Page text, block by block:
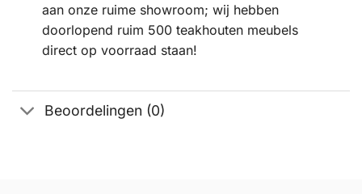
aan onze ruime showroom; wij hebben
doorlopend ruim 500 teakhouten meubels
direct op voorraad staan!
Beoordelingen (0)